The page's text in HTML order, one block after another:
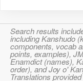
Search results
including Kanshudo
components, vocab
points, examples),
Enamdict (names),
order), and Joy o'
Translations